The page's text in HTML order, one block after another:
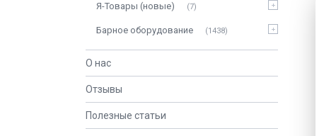
Я-Товары (новые) 7
Барное оборудование 1438
О нас
Отзывы
Полезные статьи